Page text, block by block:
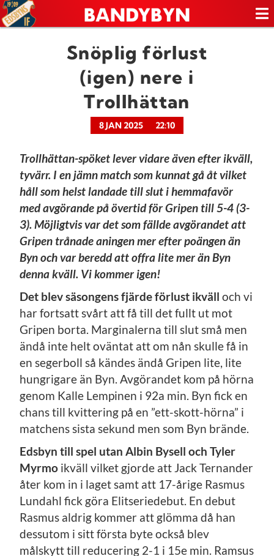
Snöplig förlust
(igen) nere i
Trollhättan
8 JAN 2025 22:10
Trollhättan-spöket lever vidare även efter ikväll,
tyvärr. I en jämn match som kunnat gå åt vilket
håll som helst landade till slut i hemmafavör
med avgörande på övertid för Gripen till 5-4 (3-
3). Möjligtvis var det som fällde avgörandet att
Gripen trånade aningen mer efter poängen än
Byn och var beredd att offra lite mer än Byn
denna kväll. Vi kommer igen!
Det blev säsongens fjärde förlust ikväll och vi
har fortsatt svårt att få till det fullt ut mot
Gripen borta. Marginalerna till slut små men
ändå inte helt oväntat att om nån skulle få in
en segerboll så kändes ändå Gripen lite, lite
hungrigare än Byn. Avgörandet kom på hörna
genom Kalle Lempinen i 92a min. Byn fick en
chans till kvittering på en ”ett-skott-hörna” i
matchens sista sekund men som Byn brände.
Edsbyn till spel utan Albin Bysell och Tyler
Myrmo ikväll vilket gjorde att Jack Ternander
åter kom in i laget samt att 17-årige Rasmus
Lundahl fick göra Elitseriedebut. En debut
Rasmus aldrig kommer att glömma då han
dessutom i sitt första byte också blev
målskytt till reducering 2-1 i 15e min. Ramsus